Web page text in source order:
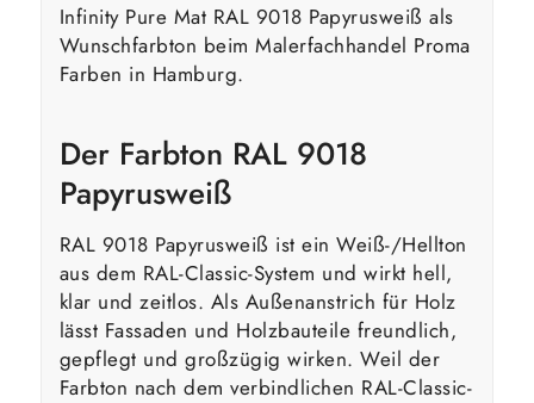
Infinity Pure Mat RAL 9018 Papyrusweiß als
Wunschfarbton beim Malerfachhandel Proma
Farben in Hamburg.
Der Farbton RAL 9018
Papyrusweiß
RAL 9018 Papyrusweiß ist ein Weiß-/Hellton
aus dem RAL-Classic-System und wirkt hell,
klar und zeitlos. Als Außenanstrich für Holz
lässt Fassaden und Holzbauteile freundlich,
gepflegt und großzügig wirken. Weil der
Farbton nach dem verbindlichen RAL-Classic-